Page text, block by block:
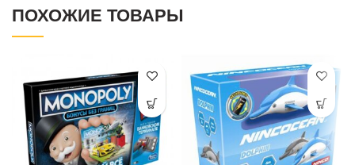
ПОХОЖИЕ ТОВАРЫ